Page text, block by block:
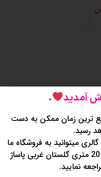
مدت و جلوگیری از
مخصوصا در فصل
آمدید .
ترین زمان ممکن به دست
رسید.
میتوانید به فروشگاه ما
به آدرس: تهران، جنت آباد مرکزی ، 20 متری گلستان غربی پاساژ